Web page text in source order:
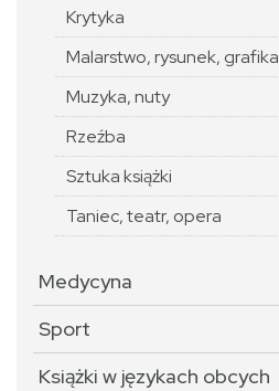
Krytyka
Malarstwo, rysunek, grafika
Muzyka, nuty
Rzeźba
Sztuka książki
Taniec, teatr, opera
Medycyna
Sport
Książki w językach obcych